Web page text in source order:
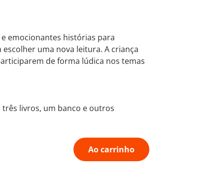
e emocionantes histórias para
uma nova leitura. A criança
de forma lúdica nos temas
três livros, um banco e outros
Ao carrinho